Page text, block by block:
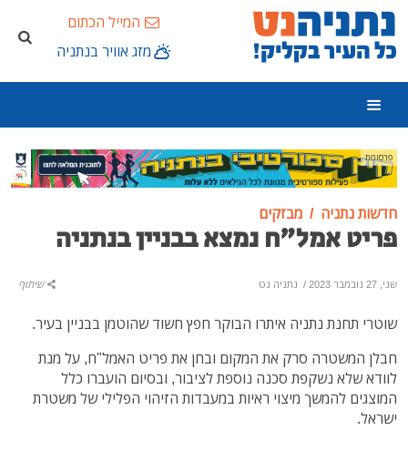
המייל הכתום
מזג אוויר בנתניה
פרסומת
חדשות נתניה מבזקים
פריט אמל"ח נמצא בבניין בנתניה
שני, 27 נובמבר 2023 / נתניה נט שיתוף
שוטרי תחנת נתניה איתרו הבוקר חפץ חשוד שהוטמן בבניין בעיר.
חבלן המשטרה סרק את המקום ובחן את פריט האמל"ח, על מנת
לוודא שלא נשקפת סכנה נוספת לציבור, ובסיום הועברו כלל
המוצגים להמשך מיצוי ראיות במעבדות הזיהוי הפלילי של משטרת
ישראל.